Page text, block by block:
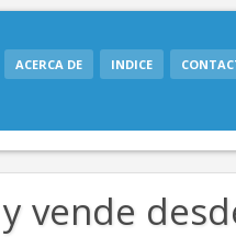
ACERCA DE INDICE
vende